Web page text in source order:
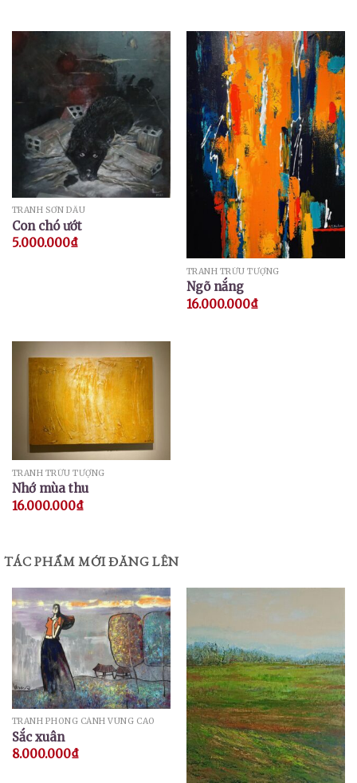
TRANH SƠN DẦU
Con chó ướt
5.000.000₫
TRANH TRỪU TƯỢNG
Ngõ nắng
16.000.000₫
TRANH TRỪU TƯỢNG
Nhớ mùa thu
16.000.000₫
TÁC PHẨM MỚI ĐĂNG LÊN
TRANH PHONG CẢNH VÙNG CAO
Sắc xuân
8.000.000₫